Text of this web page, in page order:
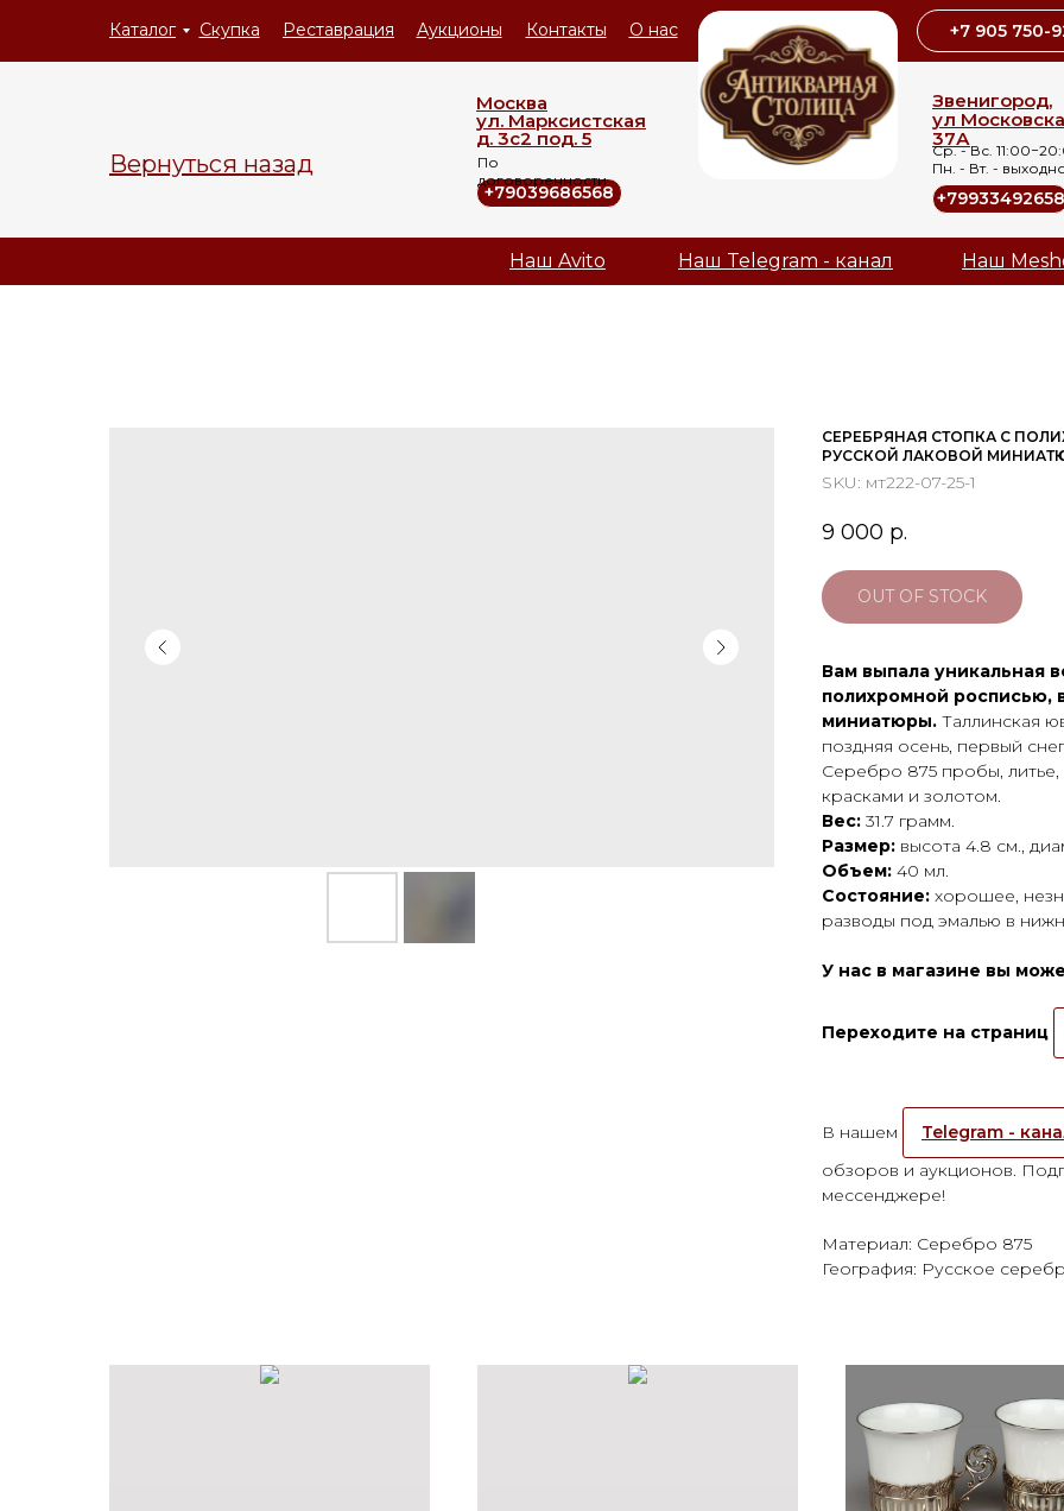
Аукционы
Реставрация
Скупка Контакты О нас
Каталог
Москва
ул. Марксистская
д. 3с2 под. 5
+79039686568
По
договоренности
+7 905 750-
Вернуться назад
Звенигород,
ул
37А
Ср. - Вс.
Пн. - Вт. -
+79933492658
Наш
Наш Avito Наш Telegram - канал
СЕРЕБРЯНАЯ СТОПКА С
РУССКОЙ ЛАКОВОЙ
SKU: мт222-07-25-1
9 000 р.
OUT OF STOCK
Вам выпала уникальная
полихромной росписью,
миниатюры. Таллинская
поздняя осень, первый
Серебро 875 пробы, литье,
красками и золотом.
Вес: 31.7 грамм.
Размер: высота 4.8 см.,
Объем: 40 мл.
Состояние: хорошее,
разводы под эмалью в
У нас в магазине вы
Переходите на страниц
В нашем Telegram -
обзоров и аукционов.
мессенджере!
Материал: Серебро 875
География: Русское